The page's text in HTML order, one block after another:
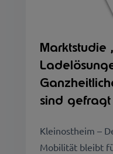
Marktstudie
sind gefragt
Kleinostheim –
Mobilität bleibt